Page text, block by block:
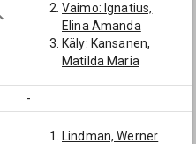
Vaimo: Ignatius,
Elina Amanda
Käly: Kansanen,
Matilda Maria
-
Lindman, Werner